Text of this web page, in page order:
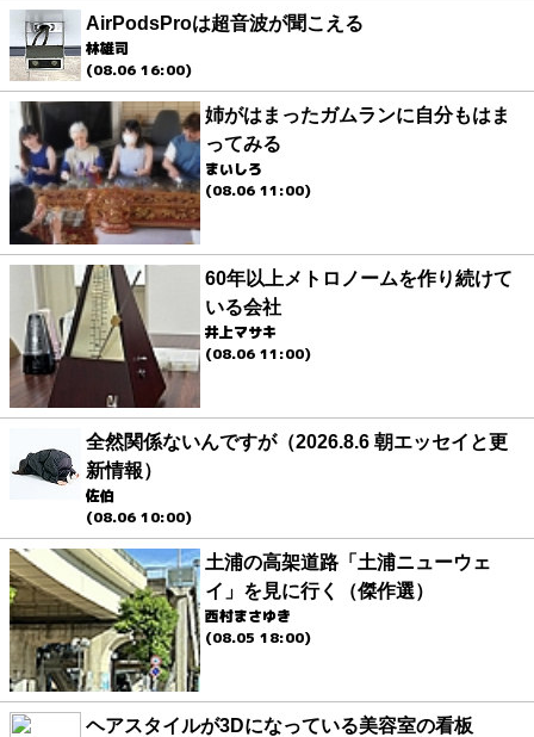
AirPodsProは超音波が聞こえる
林雄司
(08.06 16:00)
姉がはまったガムランに自分もはま
ってみる
まいしろ
(08.06 11:00)
60年以上メトロノームを作り続けて
いる会社
井上マサキ
(08.06 11:00)
全然関係ないんですが（2026.8.6 朝エッセイと更
新情報）
佐伯
(08.06 10:00)
土浦の高架道路「土浦ニューウェ
イ」を見に行く（傑作選）
西村まさゆき
(08.05 18:00)
ヘアスタイルが3Dになっている美容室の看板